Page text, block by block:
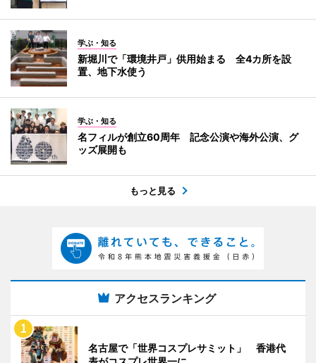
学ぶ・知る
新堀川で「環境井戸」供用始まる 全4カ所を設
置、地下水使う
学ぶ・知る
名フィルが創立60周年 記念公演や海外公演、グ
ッズ展開も
もっと見る
アクセスランキング
名古屋で「世界コスプレサミット」 香港代